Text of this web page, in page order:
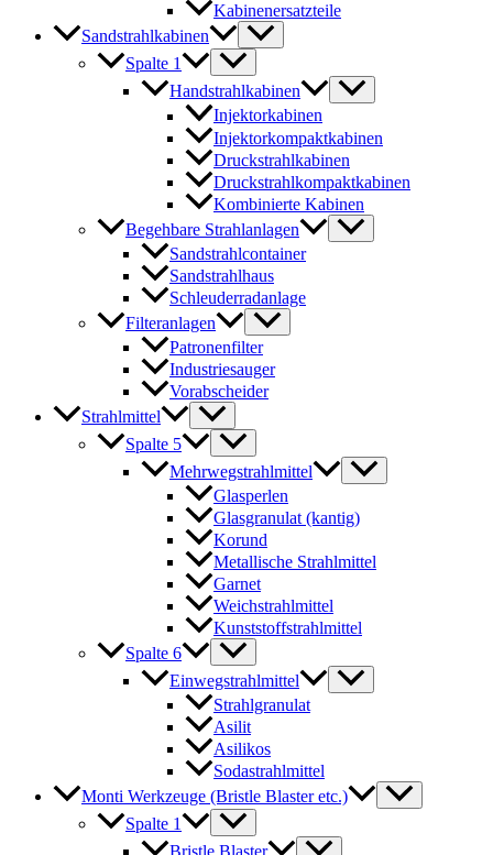
Kabinenersatzteile
Sandstrahlkabinen
Spalte 1
Handstrahlkabinen
Injektorkabinen
Injektorkompaktkabinen
Druckstrahlkabinen
Druckstrahlkompaktkabinen
Kombinierte Kabinen
Begehbare Strahlanlagen
Sandstrahlcontainer
Sandstrahlhaus
Schleuderradanlage
Filteranlagen
Patronenfilter
Industriesauger
Vorabscheider
Strahlmittel
Spalte 5
Mehrwegstrahlmittel
Glasperlen
Glasgranulat (kantig)
Korund
Metallische Strahlmittel
Garnet
Weichstrahlmittel
Kunststoffstrahlmittel
Spalte 6
Einwegstrahlmittel
Strahlgranulat
Asilit
Asilikos
Sodastrahlmittel
Monti Werkzeuge (Bristle Blaster etc.)
Spalte 1